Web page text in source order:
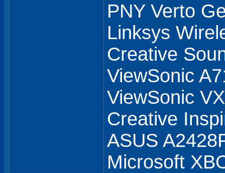
PNY Verto
Linksys
Creative
ViewSonic
ViewSonic
Creative
ASUS
Microsoft